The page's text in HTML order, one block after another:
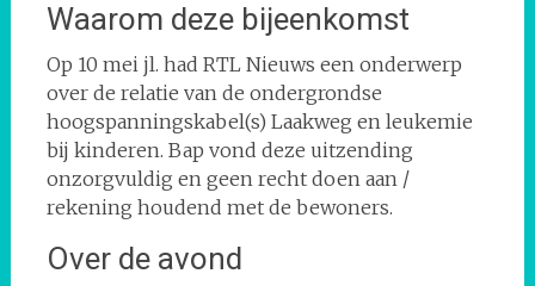
Waarom deze bijeenkomst
Op 10 mei jl. had RTL Nieuws een onderwerp
over de relatie van de ondergrondse
hoogspanningskabel(s) Laakweg en leukemie
bij kinderen. Bap vond deze uitzending
onzorgvuldig en geen recht doen aan /
rekening houdend met de bewoners.
Over de avond